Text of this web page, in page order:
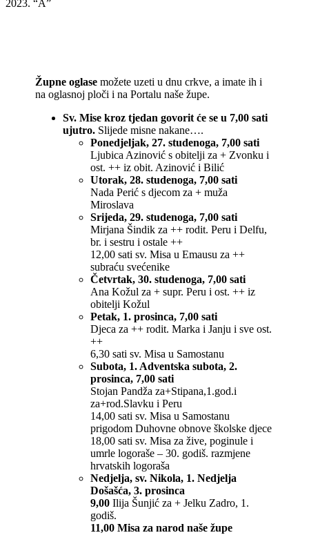
Župne oglase možete uzeti u dnu crkve, a imate ih i
na oglasnoj ploči i na Portalu naše župe.
Sv. Mise kroz tjedan govorit će se u 7,00 sati
ujutro. Slijede misne nakane….
Ponedjeljak, 27. studenoga, 7,00 sati
Ljubica Azinović s obitelji za + Zvonku i
ost. ++ iz obit. Azinović i Bilić
Utorak, 28. studenoga, 7,00 sati
Nada Perić s djecom za + muža
Miroslava
Srijeda, 29. studenoga, 7,00 sati
Mirjana Šindik za ++ rodit. Peru i Delfu,
br. i sestru i ostale ++
12,00 sati sv. Misa u Emausu za ++
subraću svećenike
Četvrtak, 30. studenoga, 7,00 sati
Ana Kožul za + supr. Peru i ost. ++ iz
obitelji Kožul
Petak, 1. prosinca, 7,00 sati
Djeca za ++ rodit. Marka i Janju i sve ost.
++
6,30 sati sv. Misa u Samostanu
Subota, 1. Adventska subota, 2.
prosinca, 7,00 sati
Stojan Pandža za+Stipana,1.god.i
za+rod.Slavku i Peru
14,00 sati sv. Misa u Samostanu
prigodom Duhovne obnove školske djece
18,00 sati sv. Misa za žive, poginule i
umrle logoraše – 30. godiš. razmjene
hrvatskih logoraša
Nedjelja, sv. Nikola, 1. Nedjelja
Došašća, 3. prosinca
9,00 Ilija Šunjić za + Jelku Zadro, 1.
godiš.
11,00 Misa za narod naše župe